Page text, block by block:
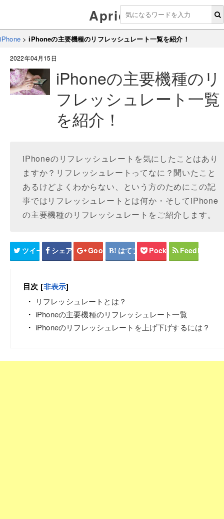
Aprico
iPhone>iPhoneの主要機種のリフレッシュレート一覧を紹介！
2022年04月15日
iPhoneの主要機種のリ
フレッシュレート一覧
を紹介！
iPhoneのリフレッシュレートを気にしたことはあり
ますか？リフレッシュレートってなに？聞いたこと
あるけどよくわからない、という方のためにこの記
事ではリフレッシュレートとは何か・そしてiPhone
の主要機種のリフレッシュレートをご紹介します。
ツイート シェア Google+ はてブ Pocket Feedly
目次 [非表示]
リフレッシュレートとは？
iPhoneの主要機種のリフレッシュレート一覧
iPhoneのリフレッシュレートを上げ下げするには？